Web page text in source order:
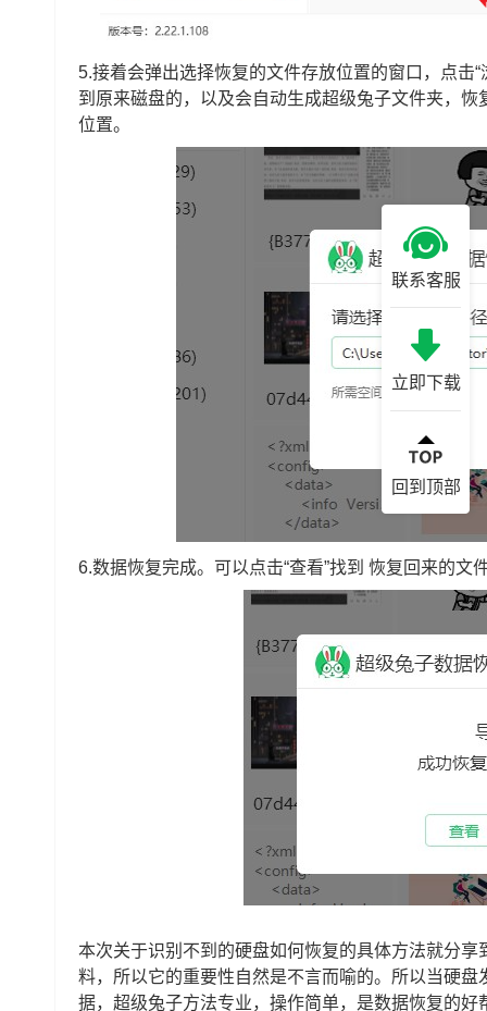
5.接着会弹出选择恢复的文件存放位置的窗口，点击
到原来磁盘的，以及会自动生成超级兔子文件夹，
位置。
6.数据恢复完成。可以点击“查看”找到 恢复回来的文
本次关于识别不到的硬盘如何恢复的具体方法就分
料，所以它的重要性自然是不言而喻的。所以当硬
据，超级兔子方法专业，操作简单，是数据恢复的好
联系客服
立即下载
回到顶部